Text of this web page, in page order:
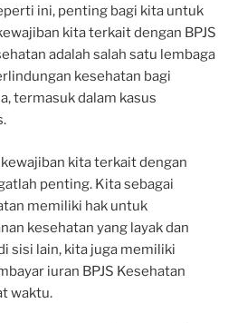
ini, penting bagi kita untuk
kita terkait dengan BPJS
adalah salah satu lembaga
kesehatan bagi
termasuk dalam kasus
kita terkait dengan
penting. Kita sebagai
memiliki hak untuk
kesehatan yang layak dan
sisi lain, kita juga memiliki
iuran BPJS Kesehatan
waktu.